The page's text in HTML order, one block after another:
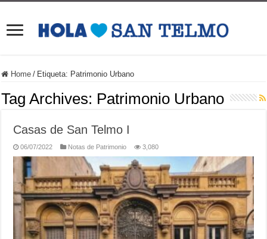
Home / Etiqueta: Patrimonio Urbano
Tag Archives: Patrimonio Urbano
Casas de San Telmo I
06/07/2022 Notas de Patrimonio 3,080